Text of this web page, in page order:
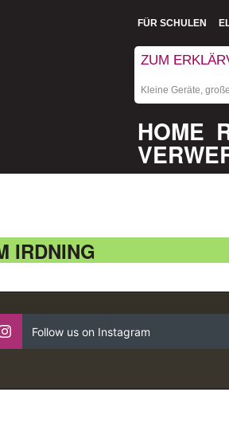
FÜR SCHULEN
ZUM
Kleine Geräte,
HOME
IRDNING
Follow us on Instagram